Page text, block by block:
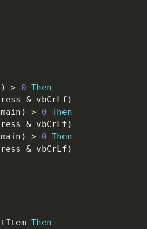
) > 0 Then
& vbCrLf )
) > 0 Then
& vbCrLf )
) > 0 Then
& vbCrLf )
Then